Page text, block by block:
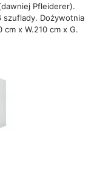
Pfleiderer).
szuflady. Dożywotnia
x W.210 cm x G.